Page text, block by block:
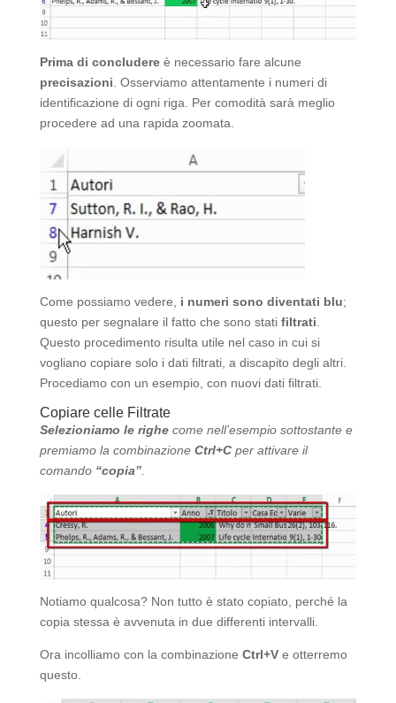
Prima di concludere è necessario fare alcune
precisazioni . Osserviamo attentamente i numeri di
identificazione di ogni riga. Per comodità sarà meglio
procedere ad una rapida zoomata.
Come possiamo vedere, i numeri sono diventati blu;
questo per segnalare il fatto che sono stati filtrati
Questo procedimento risulta utile nel caso in cui si
vogliano copiare solo i dati filtrati, a discapito degli altri.
Procediamo con un esempio, con nuovi dati filtrati.
Copiare celle Filtrate
Selezioniamo le righecome nell’esempio sottostante e
premiamo la combinazione Ctrl+C per attivare il
comando “copia”.
Notiamo qualcosa? Non tutto è stato copiato, perché la
copia stessa è avvenuta in due differenti intervalli.
Ora incolliamo con la combinazione Ctrl+V e otterremo
questo.